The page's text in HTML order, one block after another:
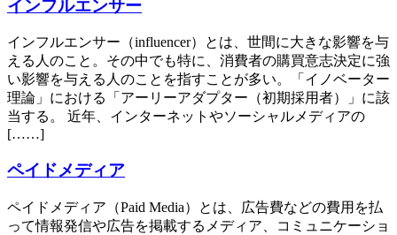
インフルエンサー
インフルエンサー（influencer）とは、世間に大きな影響を与
える人のこと。その中でも特に、消費者の購買意志決定に強
い影響を与える人のことを指すことが多い。「イノベーター
理論」における「アーリーアダプター（初期採用者）」に該
当する。 近年、インターネットやソーシャルメディアの
[……]
ペイドメディア
ペイドメディア（Paid Media）とは、広告費などの費用を払
って情報発信や広告を掲載するメディア、コミュニケーショ